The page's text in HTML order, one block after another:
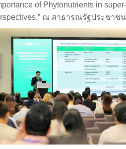
of Phytonutrients in
ณ สาธารณรัฐประชาช